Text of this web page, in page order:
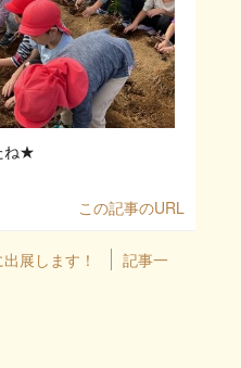
ね★
この記事のURL
展します！
記事一